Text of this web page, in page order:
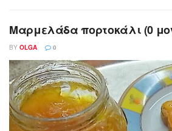
Μαρμελάδα πορτοκάλι (0
BY OLGA 0